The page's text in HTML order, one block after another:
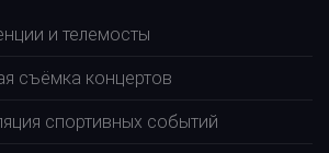
и телемосты
съёмка концертов
спортивных событий